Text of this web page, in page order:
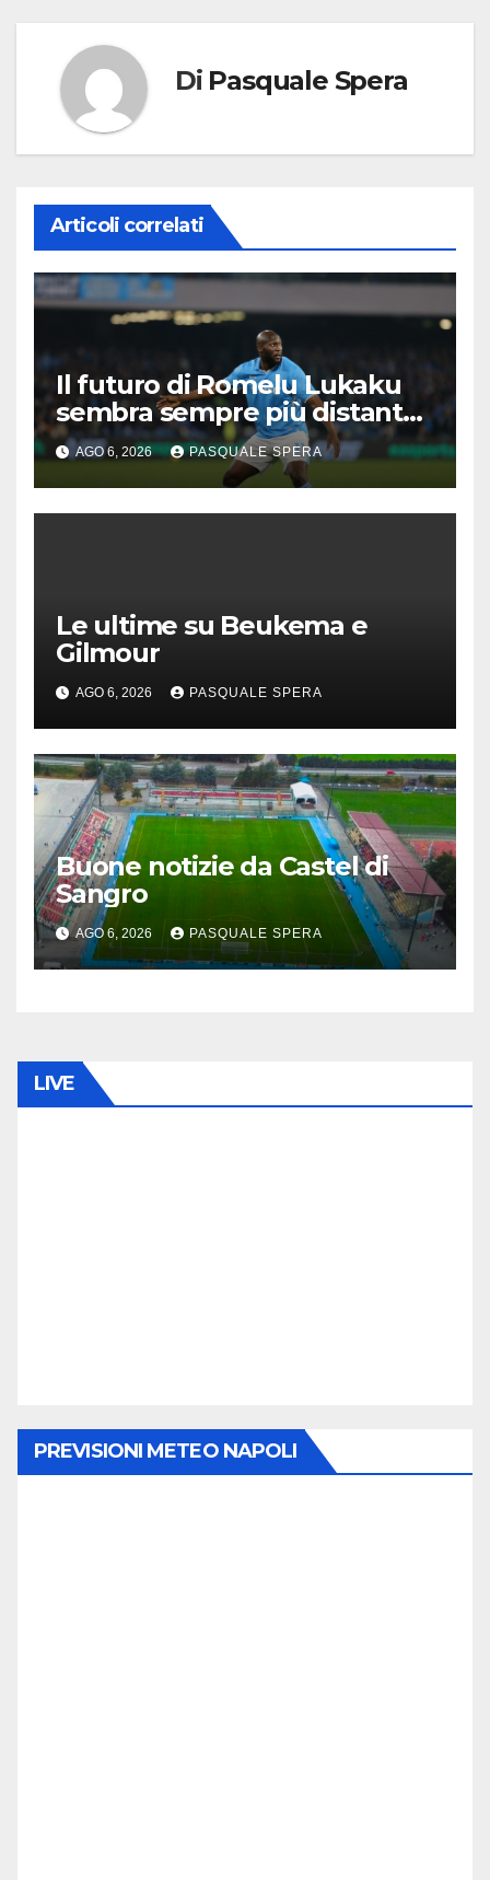
Di Pasquale Spera
Articoli correlati
Il futuro di Romelu Lukaku
sembra sempre più distante
dal Napoli.
AGO 6, 2026 PASQUALE SPERA
Le ultime su Beukema e
Gilmour
AGO 6, 2026 PASQUALE SPERA
Buone notizie da Castel di
Sangro
AGO 6, 2026 PASQUALE SPERA
LIVE
PREVISIONI METEO NAPOLI